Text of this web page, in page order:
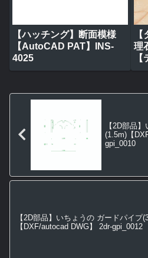
【ハッチング】断面模様
【AutoCAD PAT】INS-
4025
理
【2D部品
(1.5m)【
gpi_0010
【2D部品】いちょうの ガードパイプ
【DXF/autocad DWG】 2dr-gpi_0012